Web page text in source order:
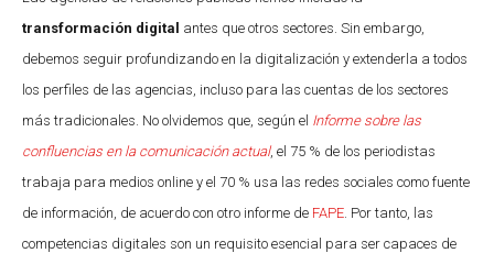
transformación digital antes que otros sectores. Sin embargo,
debemos seguir profundizando en la digitalización y extenderla a todos
los perfiles de las agencias, incluso para las cuentas de los sectores
más tradicionales. No olvidemos que, según el Informe sobre las
confluencias en la comunicación actual, el 75 % de los periodistas
trabaja para medios online y el 70 % usa las redes sociales como fuente
de información, de acuerdo con otro informe de FAPE . Por tanto, las
competencias digitales son un requisito esencial para ser capaces de